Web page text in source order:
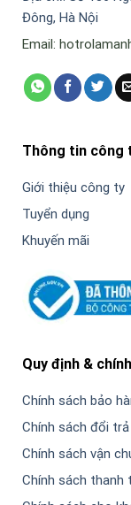
Đông, Hà Nội
Email:
Thông tin công
Giới thiệu công ty
Tuyển dụng
Khuyến mãi
Quy định &
Chính sách bảo
Chính sách đổi trả
Chính sách vận
Chính sách thanh